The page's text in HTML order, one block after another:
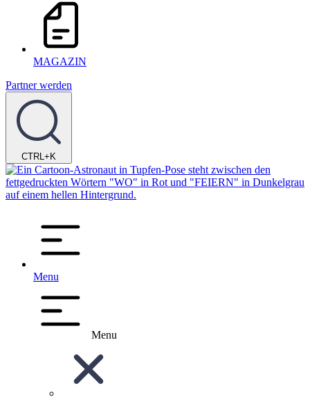
MAGAZIN
Partner werden
CTRL+K
Menu
Menu